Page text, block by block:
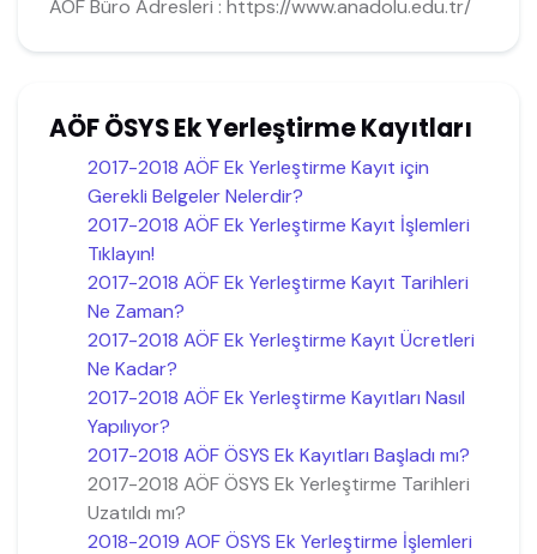
AÖF Büro Adresleri : https://www.anadolu.edu.tr/
AÖF ÖSYS Ek Yerleştirme Kayıtları
2017-2018 AÖF Ek Yerleştirme Kayıt için
Gerekli Belgeler Nelerdir?
2017-2018 AÖF Ek Yerleştirme Kayıt İşlemleri
Tıklayın!
2017-2018 AÖF Ek Yerleştirme Kayıt Tarihleri
Ne Zaman?
2017-2018 AÖF Ek Yerleştirme Kayıt Ücretleri
Ne Kadar?
2017-2018 AÖF Ek Yerleştirme Kayıtları Nasıl
Yapılıyor?
2017-2018 AÖF ÖSYS Ek Kayıtları Başladı mı?
2017-2018 AÖF ÖSYS Ek Yerleştirme Tarihleri
Uzatıldı mı?
2018-2019 AOF ÖSYS Ek Yerleştirme İşlemleri